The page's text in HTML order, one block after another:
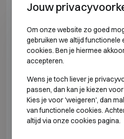
Wertheim DWS 0849
Wertheim DWS 0850
Wertheim DWS 1000
Wertheim DWS 1200
Jouw
Om onze website zo goed
gebruiken we altijd functionele
cookies. Ben je hiermee
accepteren.
Wens je toch liever je
passen, dan kan je kiezen
Kies je voor 'weigeren', dan
van functionele cookies.
altijd via onze cookies pagina.